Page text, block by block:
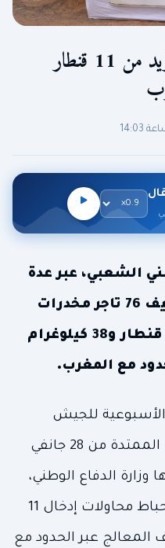
إحباط محاولات إدخال أزيد من 11 قنطار
الشعبي، عبر عدة
مناطق من الوطن، من توقيف 76 تاجر مخدرات
وإحباط محاولات إدخال 11 قنطار و38 كيلوغرام
مع المغرب.
للجيش
الوطني الشعبي، خلال الفترة الممتدة من 28 جانفي
أوردتها وزارة الدفاع الوطني،
تم توقيف 76 تاجر مخدرات وإحباط محاولات إدخال 11
الكيف المعالج عبر الحدود مع